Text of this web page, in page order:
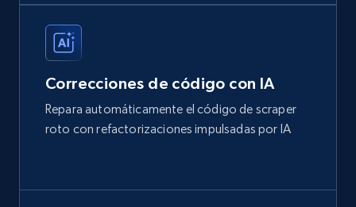
Correcciones de código con IA
Repara automáticamente el código de scraper
roto con refactorizaciones impulsadas por IA